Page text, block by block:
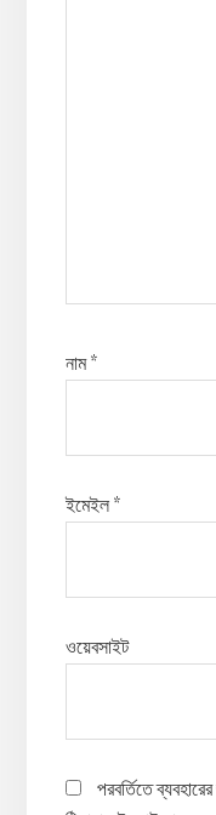
নাম*
ইমেইল *
ওয়েবসাইট
পরবর্তিতে